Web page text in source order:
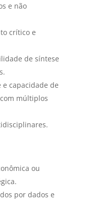
e não
crítico e
de síntese
capacidade de
múltiplos
ou
por dados e